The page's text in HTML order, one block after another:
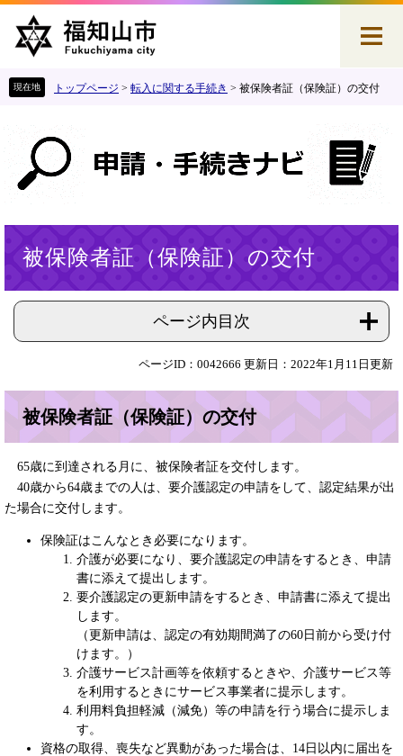
で
す
。
ば
し
て
文
トップページ > 転入に関する手続き > 被保険者証（保険証）の交付
被保険者証（保険証）の交付
ページ内目次
ページID：0042666 更新日：2022年1月11日更新
被保険者証（保険証）の交付
65歳に到達される月に、被保険者証を交付します。
40歳から64歳までの人は、要介護認定の申請をして、認定結果が出
た場合に交付します。
保険証はこんなとき必要になります。
介護が必要になり、要介護認定の申請をするとき、申請
書に添えて提出します。
要介護認定の更新申請をするとき、申請書に添えて提出
します。
（更新申請は、認定の有効期間満了の60日前から受け付
けます。）
介護サービス計画等を依頼するときや、介護サービス等
を利用するときにサービス事業者に提示します。
利用料負担軽減（減免）等の申請を行う場合に提示しま
す。
資格の取得、喪失など異動があった場合は、14日以内に届出を